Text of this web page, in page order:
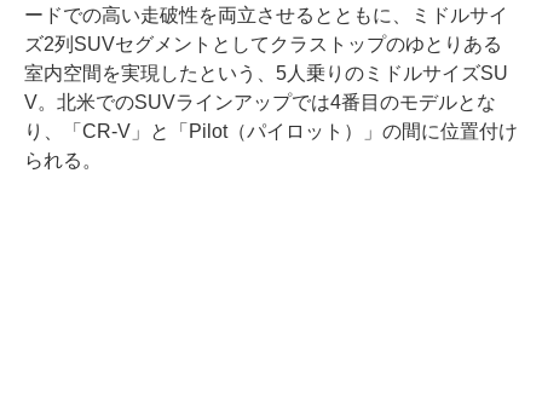
ードでの高い走破性を両立させるとともに、ミドルサイ
ズ2列SUVセグメントとしてクラストップのゆとりある
室内空間を実現したという、5人乗りのミドルサイズSU
V。北米でのSUVラインアップでは4番目のモデルとな
り、「CR-V」と「Pilot（パイロット）」の間に位置付け
られる。